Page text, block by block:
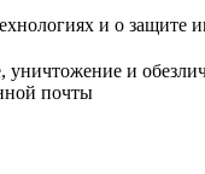
и о защите
уничтожение и
почты